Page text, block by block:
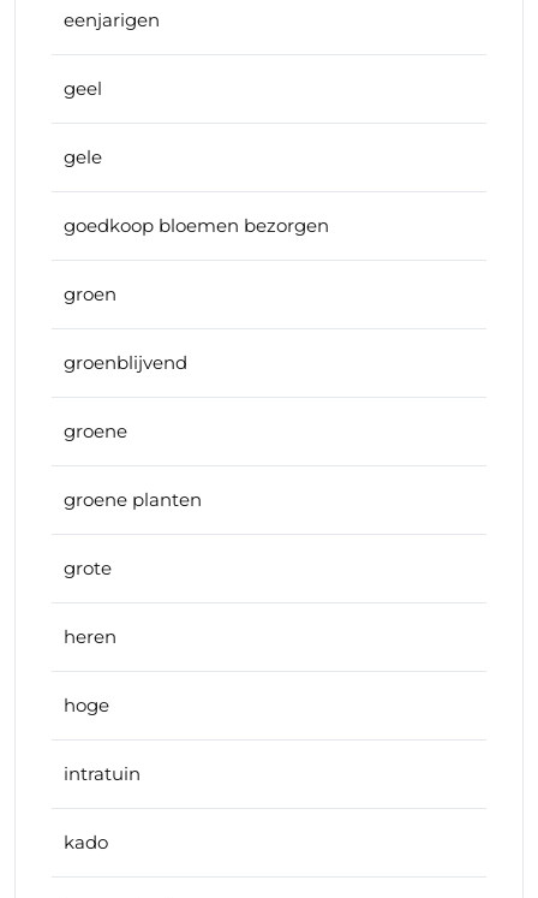
eenjarigen
geel
gele
goedkoop bloemen bezorgen
groen
groenblijvend
groene
groene planten
grote
heren
hoge
intratuin
kado